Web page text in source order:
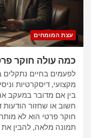
עצת המומחים
כמה עולה חוקר
לפעמים בחיים נתקלים
מקצועי, דיסקרטיות
בין אם מדובר במעקב
חשוב או שחזור הודעות
חוקר פרטי הוא לא
תמונה מלאה, להבין את